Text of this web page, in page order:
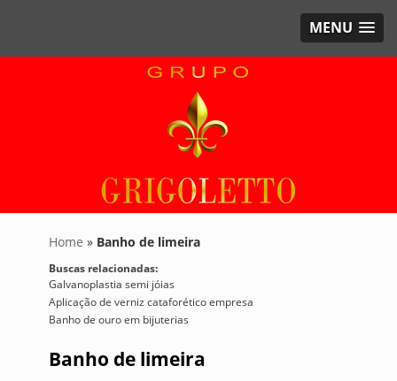
MENU
Home » Banho de limeira
Buscas relacionadas:
Galvanoplastia semi jóias
Aplicação de verniz cataforético empresa
Banho de ouro em bijuterias
Banho de limeira